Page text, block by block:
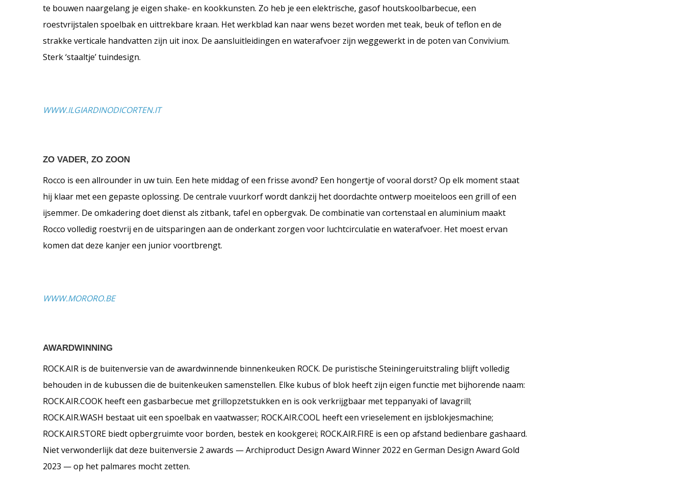
te bouwen naargelang je eigen shake- en kookkunsten. Zo heb je een elektrische, gasof houtskoolbarbecue, een
roestvrijstalen spoelbak en uittrekbare kraan. Het werkblad kan naar wens bezet worden met teak, beuk of teflon en de
strakke verticale handvatten zijn uit inox. De aansluitleidingen en waterafvoer zijn weggewerkt in de poten van Convivium.
Sterk ‘staaltje’ tuindesign.
WWW.ILGIARDINODICORTEN.IT
ZO VADER, ZO ZOON
Rocco is een allrounder in uw tuin. Een hete middag of een frisse avond? Een hongertje of vooral dorst? Op elk moment staat
hij klaar met een gepaste oplossing. De centrale vuurkorf wordt dankzij het doordachte ontwerp moeiteloos een grill of een
ijsemmer. De omkadering doet dienst als zitbank, tafel en opbergvak. De combinatie van cortenstaal en aluminium maakt
Rocco volledig roestvrij en de uitsparingen aan de onderkant zorgen voor luchtcirculatie en waterafvoer. Het moest ervan
komen dat deze kanjer een junior voortbrengt.
WWW.MORORO.BE
AWARDWINNING
ROCK.AIR is de buitenversie van de awardwinnende binnenkeuken ROCK. De puristische Steiningeruitstraling blijft volledig
behouden in de kubussen die de buitenkeuken samenstellen. Elke kubus of blok heeft zijn eigen functie met bijhorende naam:
ROCK.AIR.COOK heeft een gasbarbecue met grillopzetstukken en is ook verkrijgbaar met teppanyaki of lavagrill;
ROCK.AIR.WASH bestaat uit een spoelbak en vaatwasser; ROCK.AIR.COOL heeft een vrieselement en ijsblokjesmachine;
ROCK.AIR.STORE biedt opbergruimte voor borden, bestek en kookgerei; ROCK.AIR.FIRE is een op afstand bedienbare gashaard.
Niet verwonderlijk dat deze buitenversie 2 awards — Archiproduct Design Award Winner 2022 en German Design Award Gold
2023 — op het palmares mocht zetten.